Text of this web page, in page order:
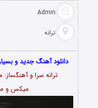
Admin
ترانه
دانلود آهنگ جدید و
ترانه سرا و
میکس و